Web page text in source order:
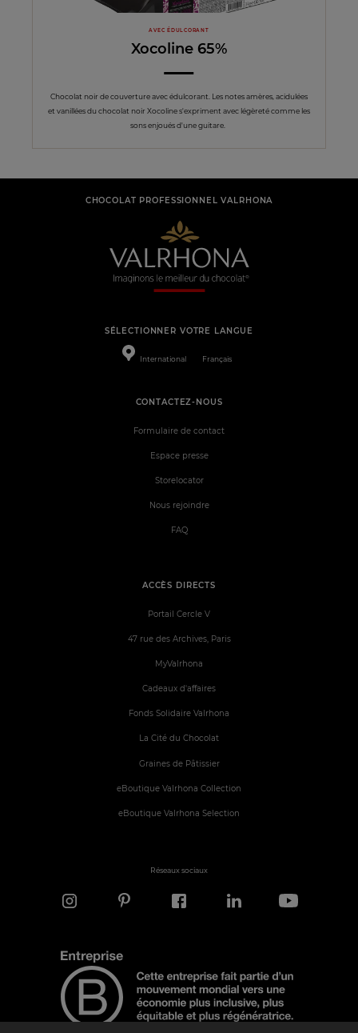
AVEC ÉDULCORANT
Xocoline 65%
Chocolat noir de couverture avec édulcorant. Les notes amères, acidulées
et vanillées du chocolat noir Xocoline s'expriment avec légèreté comme les
sons enjoués d'une guitare.
CHOCOLAT PROFESSIONNEL VALRHONA
SÉLECTIONNER VOTRE LANGUE
International Français
ACCÈS DIRECTS
Portail Cercle V
47 rue des Archives, Paris
MyValrhona
Cadeaux d'affaires
Fonds Solidaire Valrhona
La Cité du Chocolat
Graines de Pâtissier
eBoutique Valrhona Collection
eBoutique Valrhona Selection
CONTACTEZ-NOUS
Formulaire de contact
Espace presse
Storelocator
Nous rejoindre
FAQ
Réseaux sociaux